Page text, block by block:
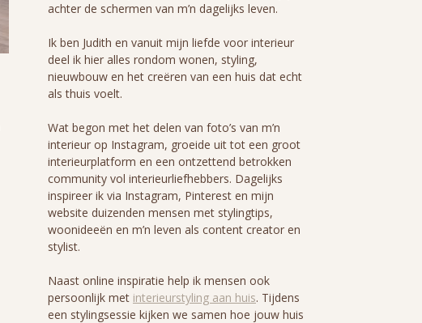
achter de schermen van m’n dagelijks leven.
Ik ben Judith en vanuit mijn liefde voor interieur
deel ik hier alles rondom wonen, styling,
nieuwbouw en het creëren van een huis dat echt
als thuis voelt.
Wat begon met het delen van foto’s van m’n
interieur op Instagram, groeide uit tot een groot
interieurplatform en een ontzettend betrokken
community vol interieurliefhebbers. Dagelijks
inspireer ik via Instagram, Pinterest en mijn
website duizenden mensen met stylingtips,
woonideeën en m’n leven als content creator en
stylist.
Naast online inspiratie help ik mensen ook
persoonlijk met interieurstyling aan huis. Tijdens
een stylingsessie kijken we samen hoe jouw huis